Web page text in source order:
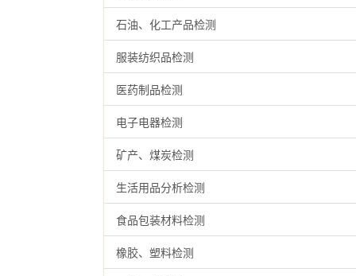
石油、化工产品检测
服装纺织品检测
医药制品检测
电子电器检测
矿产、煤炭检测
生活用品分析检测
食品包装材料检测
橡胶、塑料检测